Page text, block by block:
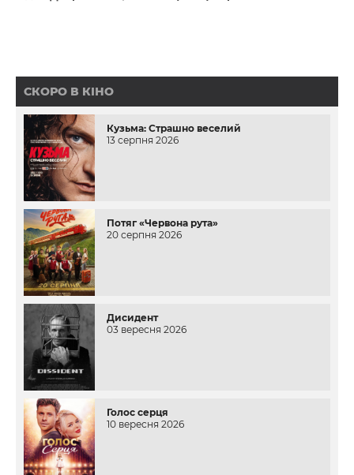
СКОРО В КІНО
Кузьма: Страшно веселий
13 серпня 2026
Потяг «Червона рута»
20 серпня 2026
Дисидент
03 вересня 2026
Голос серця
10 вересня 2026